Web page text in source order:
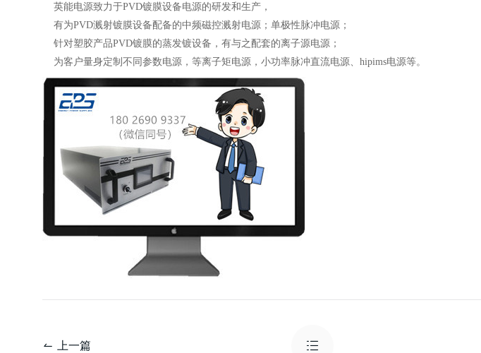
英能电源致力于PVD镀膜设备电源的研发和生产，
有为PVD溅射镀膜设备配备的中频磁控溅射电源；单极性脉冲电源；
针对塑胶产品PVD镀膜的蒸发镀设备，有与之配套的离子源电源；
为客户量身定制不同参数电源，等离子矩电源，小功率脉冲直流电源、hipims电源等。
上一篇